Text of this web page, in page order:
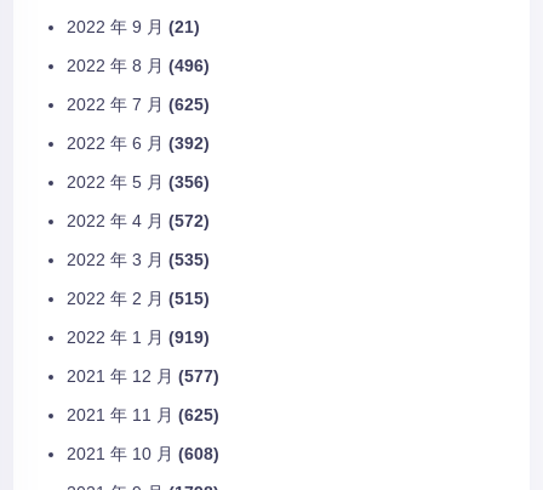
2022 年 9 月 (21)
2022 年 8 月 (496)
2022 年 7 月 (625)
2022 年 6 月 (392)
2022 年 5 月 (356)
2022 年 4 月 (572)
2022 年 3 月 (535)
2022 年 2 月 (515)
2022 年 1 月 (919)
2021 年 12 月 (577)
2021 年 11 月 (625)
2021 年 10 月 (608)